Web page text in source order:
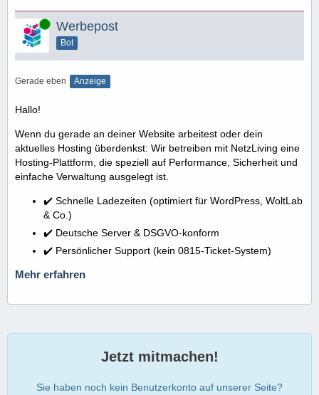
Online Werbepost
Bot
Gerade eben Anzeige
Hallo!
Wenn du gerade an deiner Website arbeitest oder dein
aktuelles Hosting überdenkst: Wir betreiben mit NetzLiving eine
Hosting-Plattform, die speziell auf Performance, Sicherheit und
einfache Verwaltung ausgelegt ist.
✔️ Schnelle Ladezeiten (optimiert für WordPress, WoltLab
& Co.)
✔️ Deutsche Server & DSGVO-konform
✔️ Persönlicher Support (kein 0815-Ticket-System)
Mehr erfahren
Jetzt mitmachen!
Sie haben noch kein Benutzerkonto auf unserer Seite?